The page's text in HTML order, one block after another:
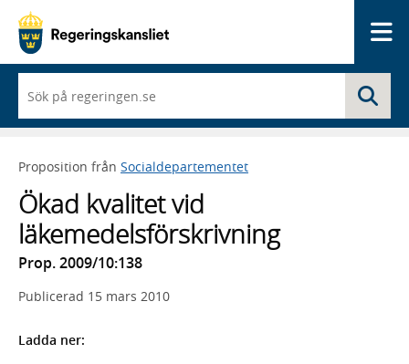
du
börjar
skriva
framträder
lista
med
sökförslag
Proposition från Socialdepartementet
Ökad kvalitet vid
läkemedelsförskrivning
Prop. 2009/10:138
Publicerad 15 mars 2010
Ladda ner: